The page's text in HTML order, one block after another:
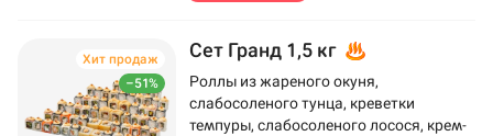
–51%
Хит продаж Сет Гранд 1,5 кг
Роллы из жареного окуня,
слабосоленого тунца, креветки
темпуры, слабосоленого лосося, крем-